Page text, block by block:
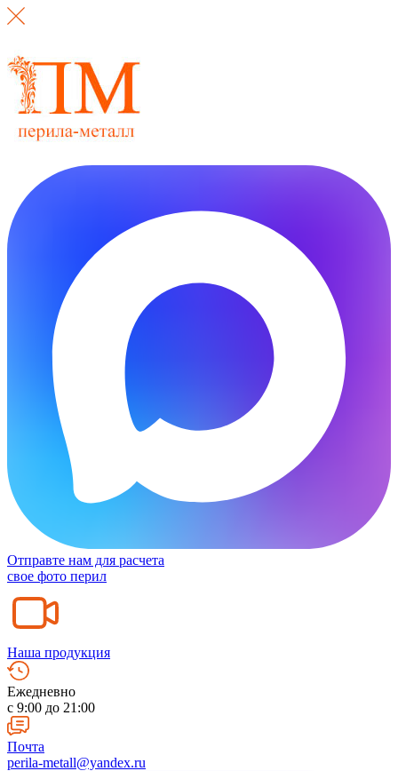
Отправте нам для расчета
свое фото перил
Наша продукция
Ежедневно
c 9:00 до 21:00
Почта
perila-metall@yandex.ru